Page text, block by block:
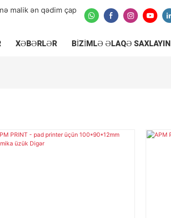
malik ən qədim çap
XƏBƏRLƏR BIZIMLƏ ƏLAQƏ SAXLAYIN